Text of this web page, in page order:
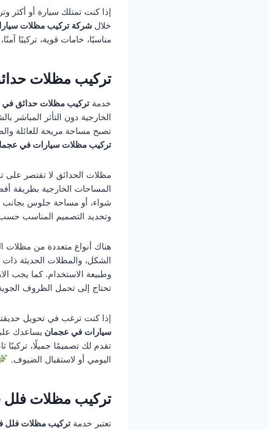
إذا كنت تمتلك سيارة أو
خلال شركة تركيب مظلات
مناسبًا، خامات قوية، تركيبًا
تركيب مظلات
خدمة تركيب مظلات حدائق
الخارجية دون التأثر
تصبح مساحة مريحة للعائلة
تركيب مظلات سيارات في
مظلات الحدائق لا تقتصر على
المساحات الخارجية بطريقة
شواء، أو مساحة جلوس بجانب
وتحديد التصميم المناسب
هناك أنواع متعددة من مظلات
الشكل، والمظلات الحديثة ذات
وطبيعة الاستخدام. كما يجب
تحتاج إلى تحمل الظروف
إذا كنت ترغب في تحويل
سيارات في عجمان يساعدك
تقدم لك تصميمًا جميلًا، تركيبًا
اليومي أو لاستقبال الضيوف.
تركيب مظلات
تعتبر خدمة تركيب مظلات فلل